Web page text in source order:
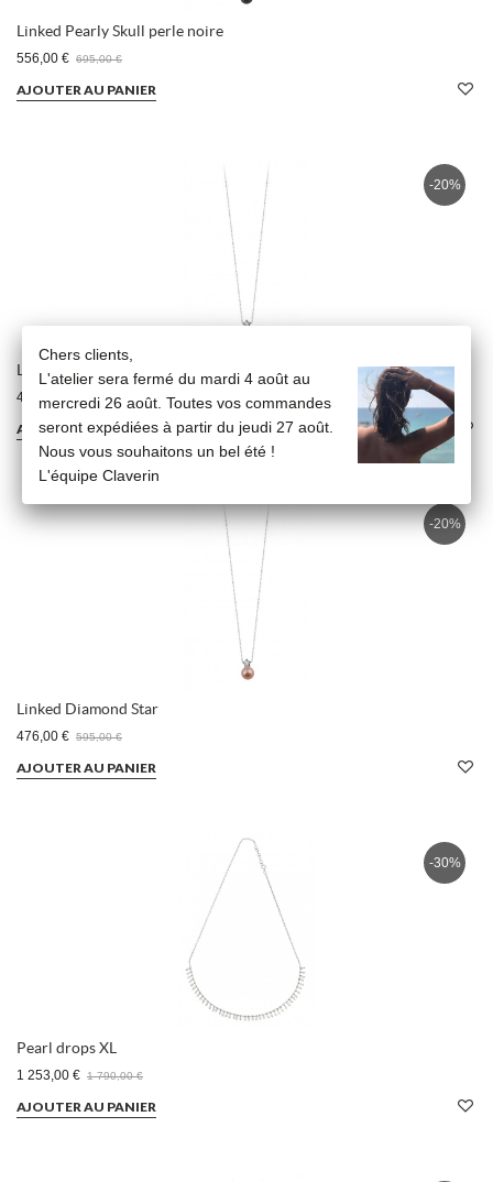
Linked Pearly Skull perle noire
556,00 € 695,00 €
AJOUTER AU PANIER
Linked Diamond Star
476,00 € 595,00 €
-20%
AJOUTER AU PANIER
Linked Diamond Star
476,00 € 595,00 €
-20%
AJOUTER AU PANIER
Pearl drops XL
1 253,00 € 1 790,00 €
-30%
AJOUTER AU PANIER
Chers clients,
L'atelier sera fermé du mardi 4 août au
mercredi 26 août. Toutes vos commandes
seront expédiées à partir du jeudi 27 août.
Nous vous souhaitons un bel été !
L'équipe Claverin